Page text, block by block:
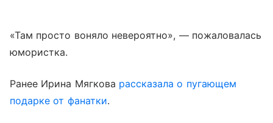
«Там просто воняло невероятно», — пожаловалась
юмористка.
Ранее Ирина Мягкова рассказала о пугающем
подарке от фанатки.